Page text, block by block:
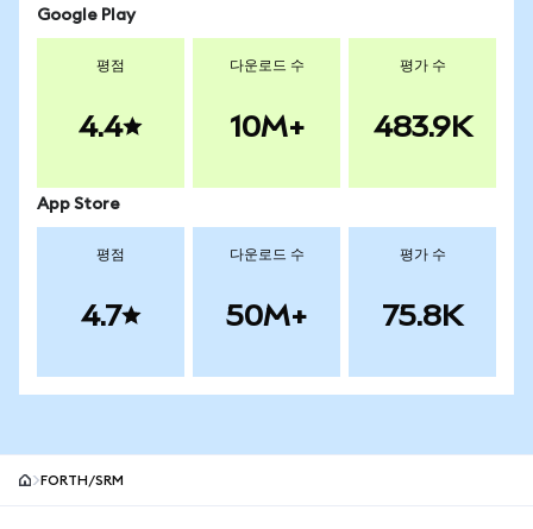
Google Play
평점
4.4
다운로드 수
10M+
평가 수
483.9K
App Store
평점
4.7
다운로드 수
50M+
평가 수
75.8K
FORTH/SRM